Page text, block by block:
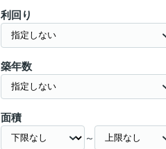
利回り
築年数
面積
～